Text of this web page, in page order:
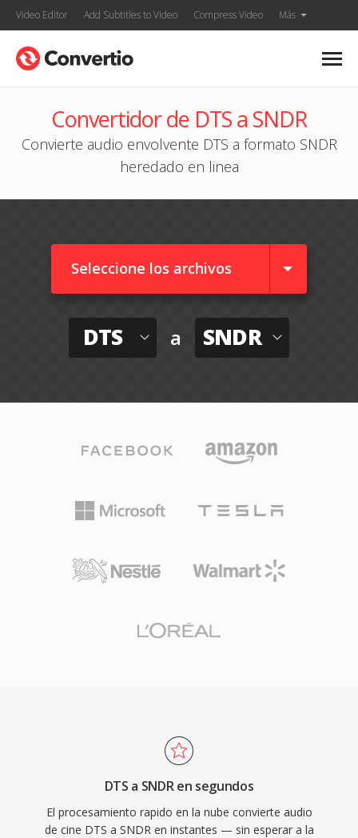
Video Editor Add Subtitles to Video Compress Video Más
Convertidor de DTS a SNDR
Convierte audio envolvente DTS a formato SNDR
heredado en linea
Seleccione los archivos
DTS a SNDR
DTS a SNDR en segundos
El procesamiento rapido en la nube convierte audio
de cine DTS a SNDR en instantes — sin esperar a la